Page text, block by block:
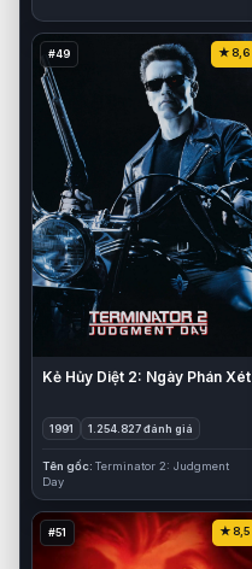
#49 8,6
Kẻ Hủy Diệt 2: Ngày Phán Xét
1991 1.254.827 đánh giá
Tên gốc Terminator 2: Judgment
Day
#51 8,5